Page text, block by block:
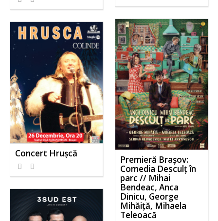
Premieră Brașov:
Comedia Desculț în
parc // Mihai
Bendeac, Anca
Dinicu, George
Mihăiță, Mihaela
Teleoacă
Concert Hrușcă